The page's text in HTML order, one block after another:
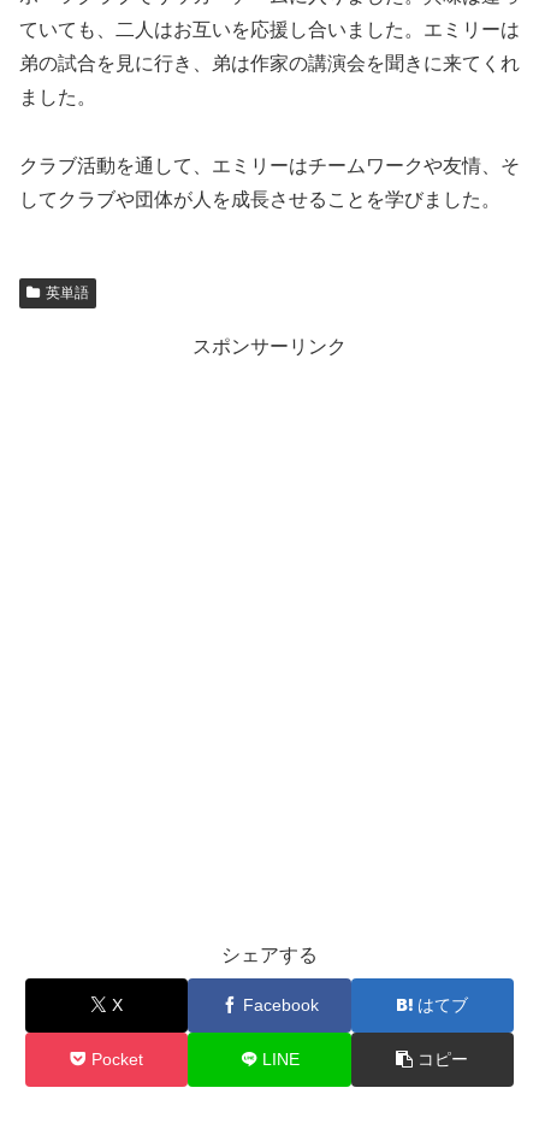
ていても、二人はお互いを応援し合いました。エミリーは
弟の試合を見に行き、弟は作家の講演会を聞きに来てくれ
ました。
クラブ活動を通して、エミリーはチームワークや友情、そ
してクラブや団体が人を成長させることを学びました。
英単語
スポンサーリンク
シェアする
X Facebook はてブ
Pocket LINE コピー